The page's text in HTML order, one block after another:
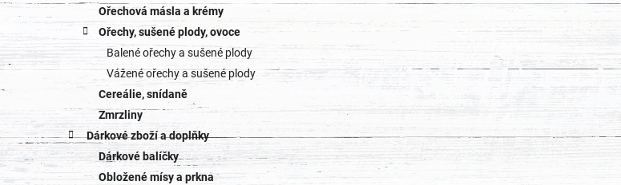
Ořechová másla a krémy
Ořechy, sušené plody, ovoce
Balené ořechy a sušené plody
Vážené ořechy a sušené plody
Cereálie, snídaně
Zmrzliny
Dárkové zboží a doplňky
Dárkové balíčky
Obložené mísy a prkna